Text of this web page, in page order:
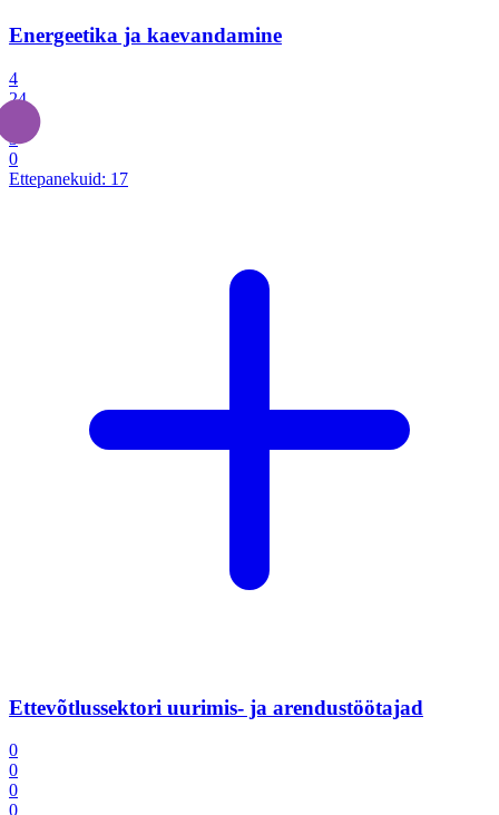
Energeetika ja kaevandamine
4
24
3
0
Ettepanekuid: 17
Ettevõtlussektori uurimis- ja arendustöötajad
0
0
0
0